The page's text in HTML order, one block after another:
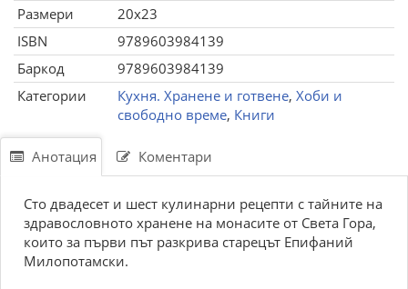
Размери
20x23
ISBN
9789603984139
Баркод
9789603984139
Категории
Кухня. Хранене и готвене, Хоби и
свободно време, Книги
Анотация Коментари
Сто двадесет и шест кулинарни рецепти с тайните на
здравословното хранене на монасите от Света Гора,
които за първи път разкрива старецът Епифаний
Милопотамски.